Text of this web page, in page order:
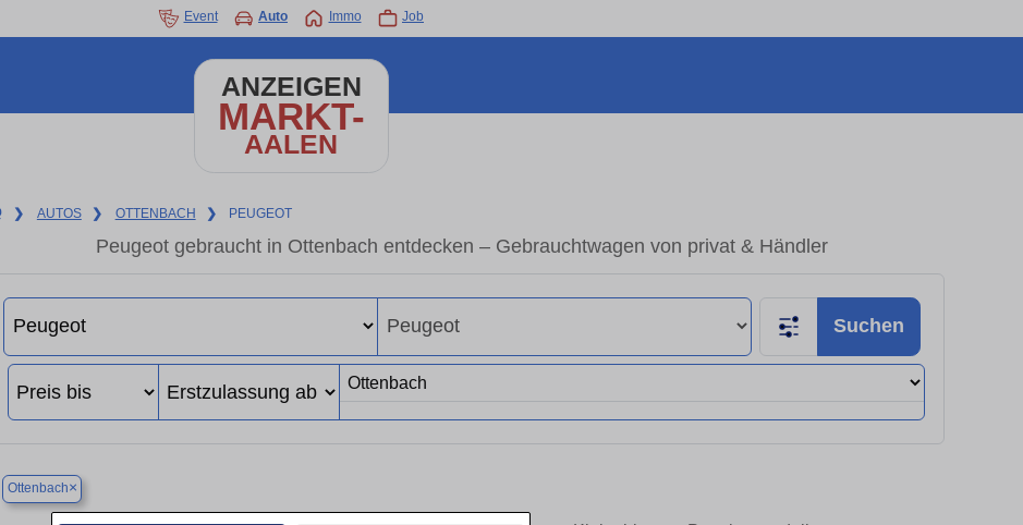
Event Auto Immo Job
ANZEIGEN
MARKT-
AALEN
❯ AUTOS ❯ OTTENBACH ❯ PEUGEOT
Peugeot gebraucht in Ottenbach entdecken – Gebrauchtwagen von privat & Händler
Suchen
Ottenbach×